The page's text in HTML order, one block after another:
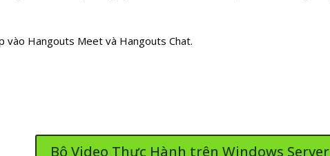
vào Hangouts Meet và Hangouts Chat.
Bộ Video Thực Hành trên Windows Server